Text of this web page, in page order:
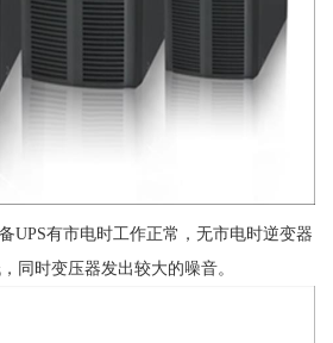
UPS有市电时工作正常，无市电时逆变器
同时变压器发出较大的噪音。